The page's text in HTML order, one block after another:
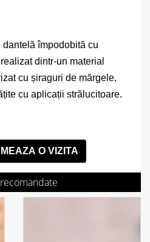
dantelă împodobită cu
dintr-un material
cu șiraguri de mărgele,
cu aplicații strălucitoare.
O VIZITA